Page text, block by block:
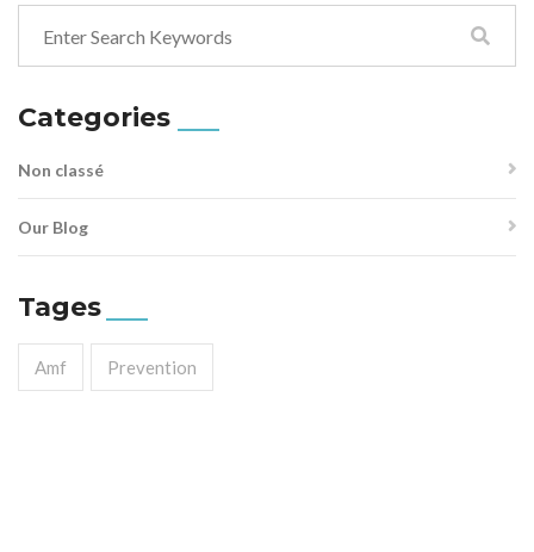
Categories
Non classé
Our Blog
Tages
Amf Prevention